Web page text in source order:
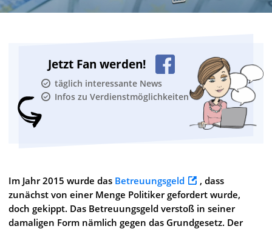
Jetzt Fan werden!
täglich interessante News
Infos zu Verdienstmöglichkeiten
Im Jahr 2015 wurde das Betreuungsgeld
, dass
zunächst von einer Menge Politiker gefordert wurde,
doch gekippt. Das Betreuungsgeld verstoß in seiner
damaligen Form nämlich gegen das Grundgesetz. Der